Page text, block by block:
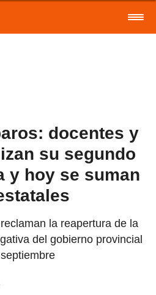
docentes y
su segundo
y hoy se suman
la reapertura de la
del gobierno provincial